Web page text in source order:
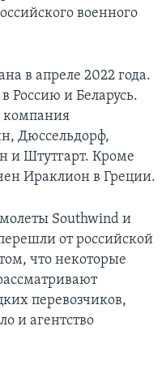
военного
в апреле 2022 года.
Россию и Беларусь.
компания
Дюссельдорф,
и Штутгарт. Кроме
Ираклион в Греции.
Southwind и
от российской
что некоторые
перевозчиков,
и агентство